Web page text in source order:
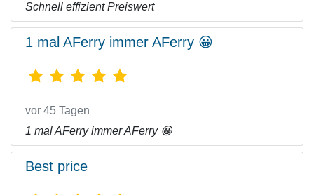
Schnell effizient Preiswert
1 mal AFerry immer AFerry 😀
vor 45 Tagen
1 mal AFerry immer AFerry 😀
Best price